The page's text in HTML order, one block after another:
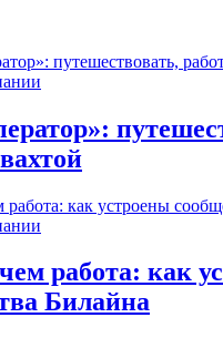
работа: как
Билайна